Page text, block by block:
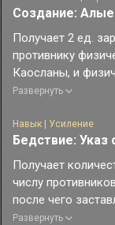
очко навыков. В
противникам
Фаенона.
Использование
его до начала
Создание:
Получает 2 ед.
противнику
Каосланы, и
105% от силы
Развернуть
Навык | Усиление
Бедствие:
Получает
числу
после чего
действия
Развернуть